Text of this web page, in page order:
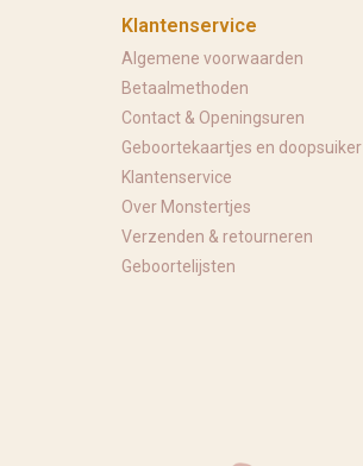
Klantenservice
Algemene voorwaarden
Betaalmethoden
Contact & Openingsuren
Geboortekaartjes en doopsuiker
Klantenservice
Over Monstertjes
Verzenden & retourneren
Geboortelijsten